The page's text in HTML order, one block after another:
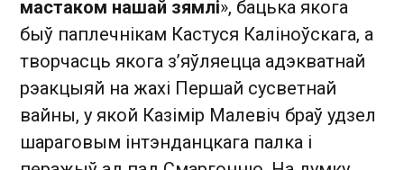
мастаком нашай зямлі», бацька якога
быў паплечнікам Кастуся Каліноўскага, а
творчасць якога з’яўляецца адэкватнай
рэакцыяй на жахі Першай сусветнай
вайны, у якой Казімір Малевіч браў удзел
шараговым інтэнданцкага палка і